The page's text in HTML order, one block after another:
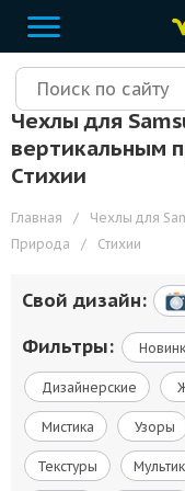
Чехлы для
вертикальным
Стихии
Главная / Чехлы для
Природа
/ Стихии
Свой дизайн:
Фильтры:
Дизайнерские
Мистика Узоры
Текстуры